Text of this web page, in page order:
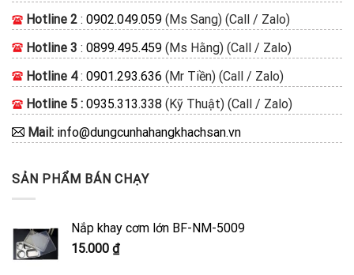
Hotline 2 : 0902.049.059 (Ms Sang) (Call / Zalo)
Hotline 3 : 0899.495.459 (Ms Hằng) (Call / Zalo)
Hotline 4: 0901.293.636 (Mr Tiền) (Call / Zalo)
Hotline 5 : 0935.313.338 (Kỹ Thuật) (Call / Zalo)
Mail: info@dungcunhahangkhachsan.vn
SẢN PHẨM BÁN CHẠY
Nắp khay cơm lớn BF-NM-5009
15.000 ₫